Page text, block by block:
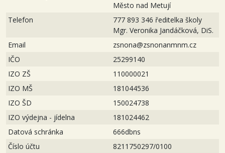
Město nad Metují
Telefon
777 893 346 ředitelka školy
Mgr. Veronika Jandáčková, DiS.
Email
zsnona@zsnonanmnm.cz
IČO
25299140
IZO ZŠ
110000021
IZO MŠ
181044536
IZO ŠD
150024738
IZO výdejna - jídelna
181024462
Datová schránka
666dbns
Číslo účtu
8211750297/0100